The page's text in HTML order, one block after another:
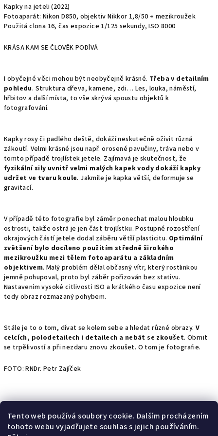
Tento web používá soubory cookie. Dalším procházením
tohoto webu vyjadřujete souhlas s jejich používáním.
Kapky na jeteli (2022)
Fotoaparát: Nikon D850, objektiv Nikkor 1,8/50 + mezikroužek
Použitá clona 16, čas expozice 1/125 sekundy, ISO 8000
KRÁSA KAM SE ČLOVĚK PODÍVÁ
I obyčejné věci mohou být neobyčejně krásné. Třeba v detailním
pohledu. Struktura dřeva, kamene, zdi… Les, louka, náměstí,
hřbitov a další místa, to vše skrývá spoustu objektů k
fotografování.
Kapky rosy či padlého deště, dokáží neskutečně oživit různá
zákoutí. Velmi krásné jsou např. orosené pavučiny, tráva nebo v
tomto případě trojlístek jetele. Zajímavá je skutečnost, že
fyzikální sily uvnitř velmi malých kapek vody dokáží kapky
udržet ve tvaru koule. Jakmile je kapka větší, deformuje se
gravitací.
V případě této fotografie byl záměr ponechat malou hloubku
ostrosti, takže ostrá je jen část trojlístku. Postupné rozostření
okrajových částí jetele dodal záběru větší plasticitu. Optimální
zvětšení bylo docíleno použitím středně širokého
mezikroužku mezi tělem fotoaparátu a základním
objektivem. Malý problém dělal občasný vítr, který rostlinkou
jemně pohupoval, proto byl záběr pořizován bez stativu.
Nastavením vysoké citlivosti ISO a krátkého času expozice není
tedy obraz rozmazaný pohybem.
Stále je to o tom, dívat se kolem sebe a hledat různé obrazy. V
celcích, polodetailech i detailech a nebát se zkoušet. Obrnit
se trpělivostí a při nezdaru znovu zkoušet. O tom je fotografie.
FOTO: RNDr. Petr Zajíček
Předchozí článek Další článek